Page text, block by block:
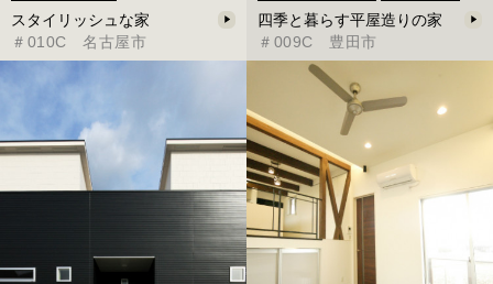
スタイリッシュな家
＃010C 名古屋市
四季と暮らす平屋造りの家
＃009C 豊田市